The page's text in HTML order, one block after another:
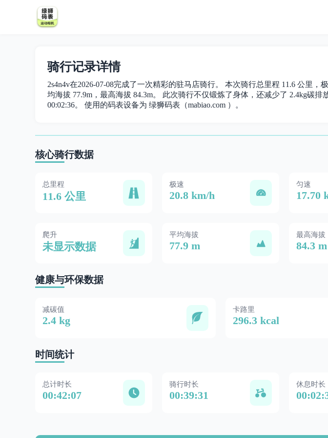
骑行记录详情
2s4n4v在2026-07-08完成了一次精彩的驻马店骑行。 本次骑行总里程 11.6 公里
均海拔 77.9m，最高海拔 84.3m。 此次骑行不仅锻炼了身体，还减少了 2.4kg碳
00:02:36。 使用的码表设备为 绿狮码表（mabiao.com ）。
核心骑行数据
总里程
11.6 公里
极速
20.8 km/h
匀速
17.70
爬升
未显示数据
平均海拔
77.9 m
最高海拔
84.3 m
健康与环保数据
减碳值
2.4 kg
卡路里
296.3 kcal
时间统计
总计时长
00:42:07
骑行时长
00:39:31
休息时长